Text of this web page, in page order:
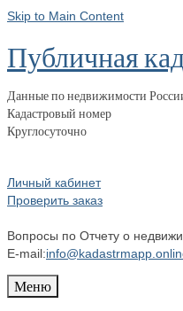
Skip to Main Content
Публичная
Данные по недвижимости
Кадастровый номер
Круглосуточно
Личный кабинет
Проверить заказ
Вопросы по Отчету о
E-mail:
Меню